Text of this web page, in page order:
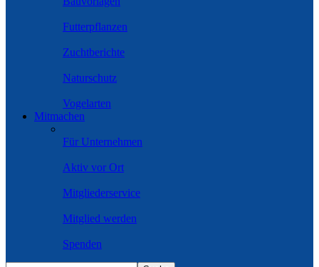
Futterpflanzen
Zuchtberichte
Naturschutz
Vogelarten
Mitmachen
Für Unternehmen
Aktiv vor Ort
Mitgliederservice
Mitglied werden
Spenden